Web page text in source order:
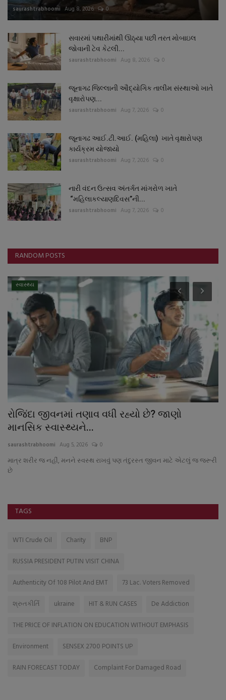
saurashtrabhoomi Aug 8, 2026 0
સવારમાં પથારીમાંથી ઊઠ્યા પછી તરત મોબાઇલ
જોવાની ટેવ કેટલી...
saurashtrabhoomi Aug 8, 2026 0
જૂનાગઢ જિલ્લાની ઔદ્યોગિક તાલીમ સંસ્થાઓ ખાતે
વૃક્ષારોપણ...
saurashtrabhoomi Aug 7, 2026 0
જૂનાગઢ આઈ.ટી.આઈ. (મહિલા) ખાતે વૃક્ષારોપણ
કાર્યક્રમ યોજાયો
saurashtrabhoomi Aug 7, 2026 0
નારી વંદન ઉત્સવ અંતર્ગત માંગરોળ ખાતે
“મહિલાકલ્યાણદિવસ”ની...
saurashtrabhoomi Aug 7, 2026 0
RANDOM POSTS
સ્વાસ્થ્ય
રોજિંદા જીવનમાં તણાવ વધી રહ્યો છે? જાણો
માનસિક સ્વાસ્થ્યને...
saurashtrabhoomi Aug 5, 2026 0
માત્ર શરીર જ નહીં, મનને સ્વસ્થ રાખવું પણ તંદુરસ્ત જીવન માટે એટલું જ જરૂરી
છે
TAGS
WTI Crude Oil Charity
BNP
RUSSIA PRESIDENT PUTIN VISIT CHINA
Authenticity Of 108 Pilot And EMT
73 Lac. Voters Removed
શ્રુતકીર્તિ
ukraine HIT & RUN CASES
De Addiction
THE PRICE OF INFLATION ON EDUCATION WITHOUT EMPHASIS
Environment
SENSEX 2700 POINTS UP
RAIN FORECAST TODAY
Complaint For Damaged Road